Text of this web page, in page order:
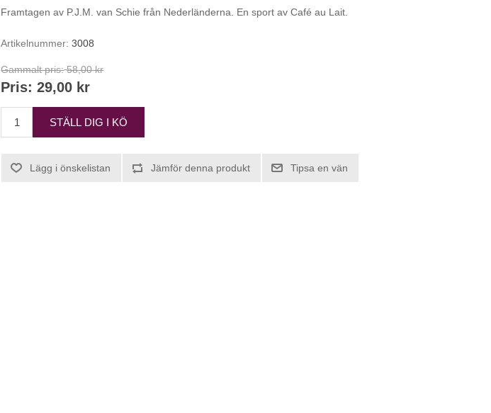
Framtagen av P.J.M. van Schie från Nederländerna. En sport av Café au Lait.
Artikelnummer: 3008
Gammalt pris: 58,00 kr
Pris: 29,00 kr
STÄLL DIG I KÖ
Lägg i önskelistan Jämför denna produkt Tipsa en vän